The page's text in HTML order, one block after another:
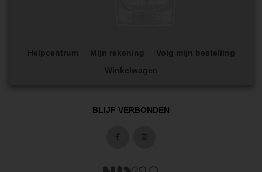
Helpcentrum Mijn rekening
Volg mijn bestelling
Winkelwagen
BLIJF VERBONDEN